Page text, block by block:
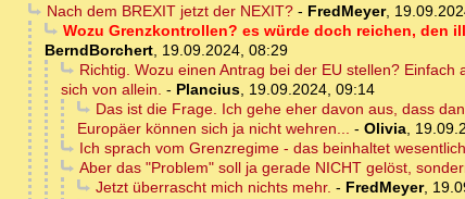
Nach dem BREXIT jetzt der NEXIT?- FredMeyer,
Wozu Grenzkontrollen? es würde doch reichen, den
BerndBorchert, 19.09.2024, 08:29
Richtig. Wozu einen Antrag bei der EU stellen?
sich von allein. - Plancius, 19.09.2024, 09:14
Das ist die Frage. Ich gehe eher davon aus, dass
Europäer können sich ja nicht wehren... - Olivia,
Ich sprach vom Grenzregime - das beinhaltet
Aber das "Problem" soll ja gerade NICHT gelöst,
Jetzt überrascht mich nichts mehr. - FredMeyer,